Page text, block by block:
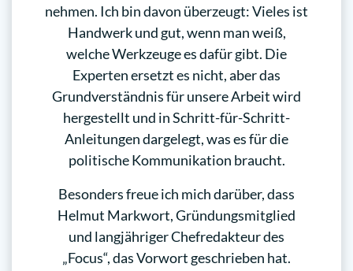
nehmen. Ich bin davon überzeugt: Vieles ist
Handwerk und gut, wenn man weiß,
welche Werkzeuge es dafür gibt. Die
Experten ersetzt es nicht, aber das
Grundverständnis für unsere Arbeit wird
hergestellt und in Schritt-für-Schritt-
Anleitungen dargelegt, was es für die
politische Kommunikation braucht.
Besonders freue ich mich darüber, dass
Helmut Markwort, Gründungsmitglied
und langjähriger Chefredakteur des
„Focus“, das Vorwort geschrieben hat.